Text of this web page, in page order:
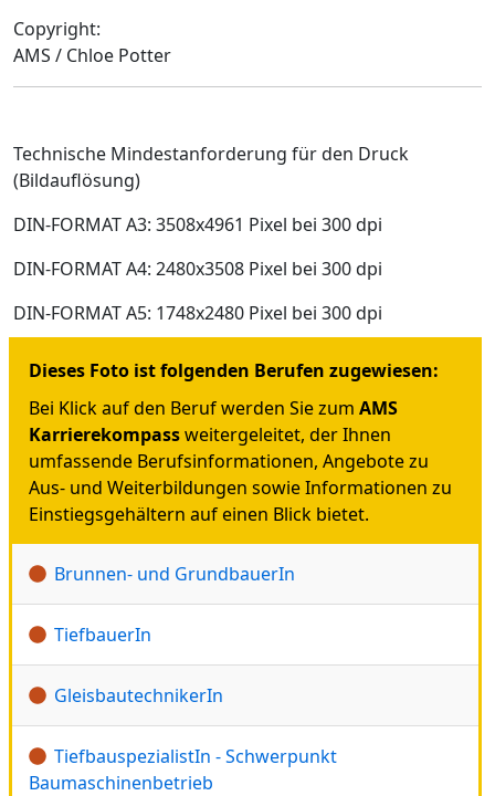
Copyright:
AMS / Chloe Potter
Technische Mindestanforderung für den Druck
(Bildauflösung)
DIN-FORMAT A3: 3508x4961 Pixel bei 300 dpi
DIN-FORMAT A4: 2480x3508 Pixel bei 300 dpi
DIN-FORMAT A5: 1748x2480 Pixel bei 300 dpi
Dieses Foto ist folgenden Berufen zugewiesen:
Bei Klick auf den Beruf werden Sie zum AMS
Karrierekompassweitergeleitet, der Ihnen
umfassende Berufsinformationen, Angebote zu
Aus- und Weiterbildungen sowie Informationen zu
Einstiegsgehältern auf einen Blick bietet.
Brunnen- und GrundbauerIn
TiefbauerIn
GleisbautechnikerIn
TiefbauspezialistIn - Schwerpunkt
Baumaschinenbetrieb